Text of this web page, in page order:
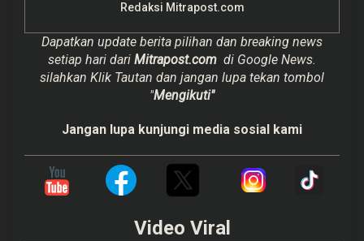
Redaksi Mitrapost.com
Dapatkan update berita pilihan dan breaking news
setiap hari dari Mitrapost.com di Google News.
silahkan Klik Tautan dan jangan lupa tekan tombol
"Mengikuti"
Jangan lupa kunjungi media sosial kami
Video Viral